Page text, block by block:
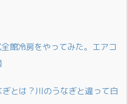
館冷房をやってみた。エアコ
とは？川のうなぎと違って白